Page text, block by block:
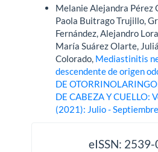
Melanie Alejandra Pérez
Paola Buitrago Trujillo,
Fernández, Alejandro
María Suárez Olarte,
Colorado, Mediastinitis
descendente de origen
DE
DE CABEZA Y CUELLO:
(2021): Julio - Septiembre
eISSN: